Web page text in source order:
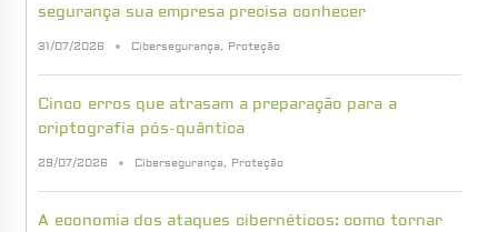
segurança sua empresa precisa conhecer
31/07/2026 Cibersegurança, Proteção
Cinco erros que atrasam a preparação para a
criptografia pós-quântica
29/07/2026 Cibersegurança, Proteção
A economia dos ataques cibernéticos: como tornar